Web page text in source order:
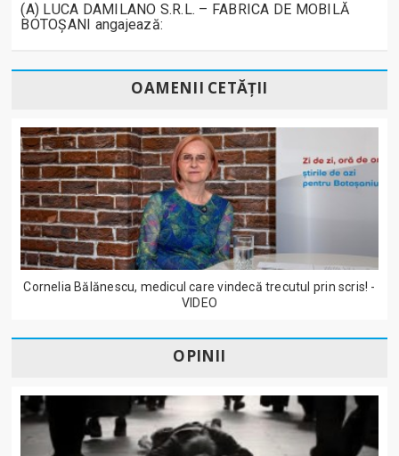
(A) LUCA DAMILANO S.R.L. – FABRICA DE MOBILĂ
BOTOȘANI angajează:
OAMENII CETĂȚII
Cornelia Bălănescu, medicul care vindecă trecutul prin scris! -
VIDEO
OPINII